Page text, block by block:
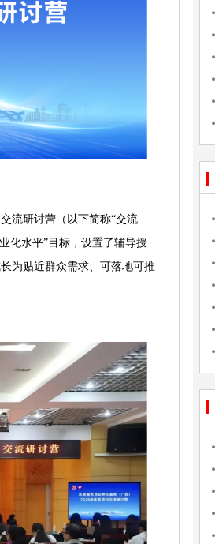
流研讨营（以下简称“交流
化水平”目标，设置了辅导授
为贴近群众需求、可落地可推